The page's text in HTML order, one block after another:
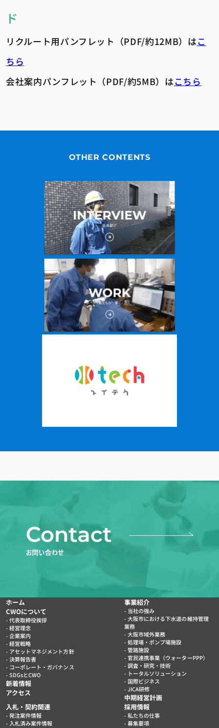
ド
リクルート用パンフレット（PDF/約12MB）はこ
ちら
会社案内パンフレット（PDF/約5MB）はこちら
OTHER CONTENTS
ホーム
CWOについて
代表取締役挨拶
経営理念
企業案内
経営戦略
アセットマネジメント方針
決算報告書
コーポレート・ガバナンス
SDGsとCWO
新着情報
アクセス
事業紹介
当社の強み
大阪市における下水道の維持管理
業務
大阪市域外業務
処理場・ポンプ場施設
管路施設
官民連携事業（ウォーターPPP）
調査・研究・技術
トータルソリューション
国際ビジネス
JICA研修
中期経営計画
入札・契約関連
発注案件情報
入札済み案件情報
採用情報
私たちの仕事
募集要項